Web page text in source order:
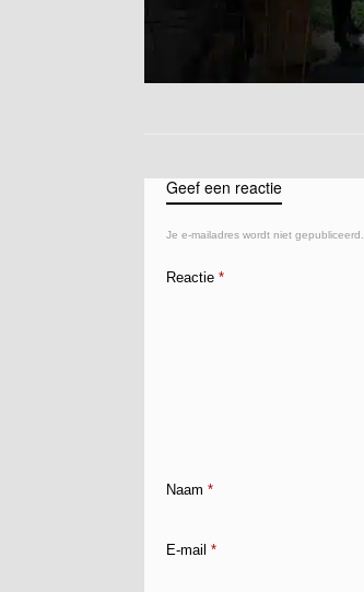
Geef een reactie
Je e-mailadres wordt niet gepubliceerd.
Reactie *
Naam *
E-mail *